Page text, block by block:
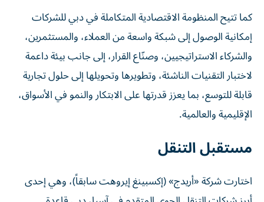
كما تتيح المنظومة الاقتصادية المتكاملة في دبي للشركات
إمكانية الوصول إلى شبكة واسعة من العملاء، والمستثمرين،
والشركاء الاستراتيجيين، وصنّاع القرار، إلى جانب بيئة داعمة
لاختبار التقنيات الناشئة، وتطويرها وتحويلها إلى حلول تجارية
قابلة للتوسع، بما يعزز قدرتها على الابتكار والنمو في الأسواق،
الإقليمية والعالمية.
مستقبل التنقل
اختارت شركة «أريدج» (إكسبينغ إيروهت سابقاً)، وهي إحدى